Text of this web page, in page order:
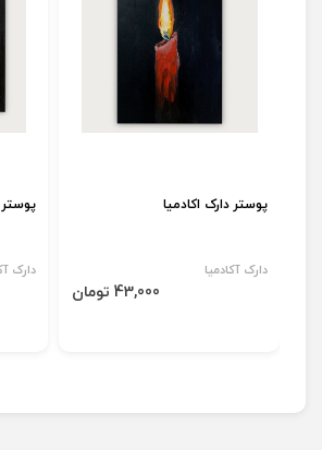
پوستر دارک اکادمیا
دارک آکادمیا
43,000 تومان
پوستر
دارک